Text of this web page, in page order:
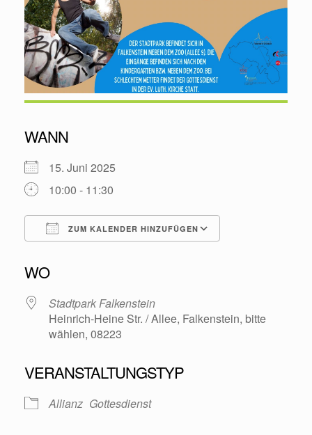
WANN
15. Juni 2025
10:00 - 11:30
ZUM KALENDER HINZUFÜGEN
WO
Stadtpark Falkenstein
Heinrich-Heine Str. / Allee, Falkenstein, bitte
wählen, 08223
VERANSTALTUNGSTYP
Allianz Gottesdienst